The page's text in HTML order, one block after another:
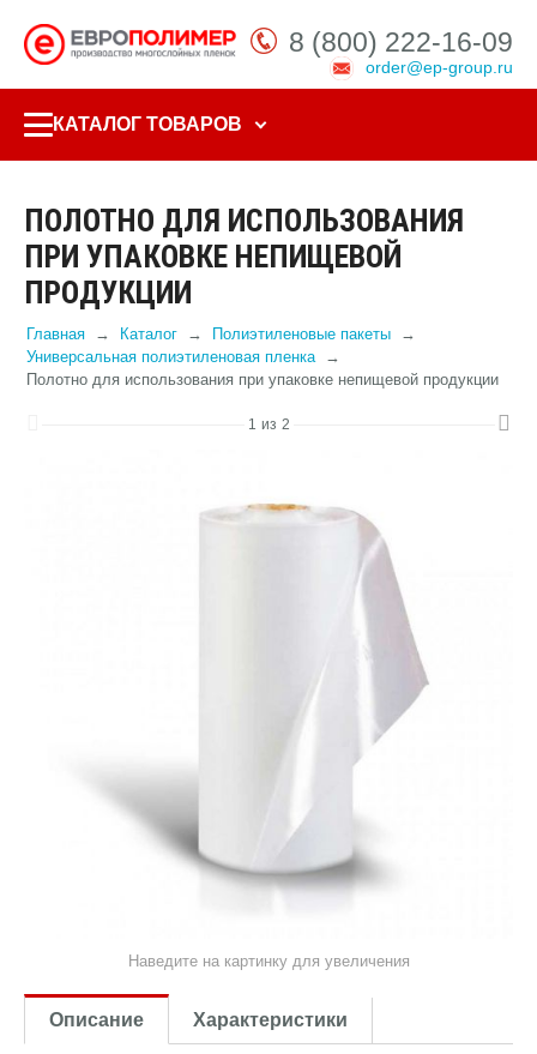
8 (800) 222-16-09
order@ep-group.ru
КАТАЛОГ ТОВАРОВ
ПОЛОТНО ДЛЯ ИСПОЛЬЗОВАНИЯ
ПРИ УПАКОВКЕ НЕПИЩЕВОЙ
ПРОДУКЦИИ
Главная Каталог
Полиэтиленовые пакеты
Универсальная полиэтиленовая пленка
Полотно для использования при упаковке непищевой продукции
1 из 2
Наведите на картинку для увеличения
Описание Характеристики